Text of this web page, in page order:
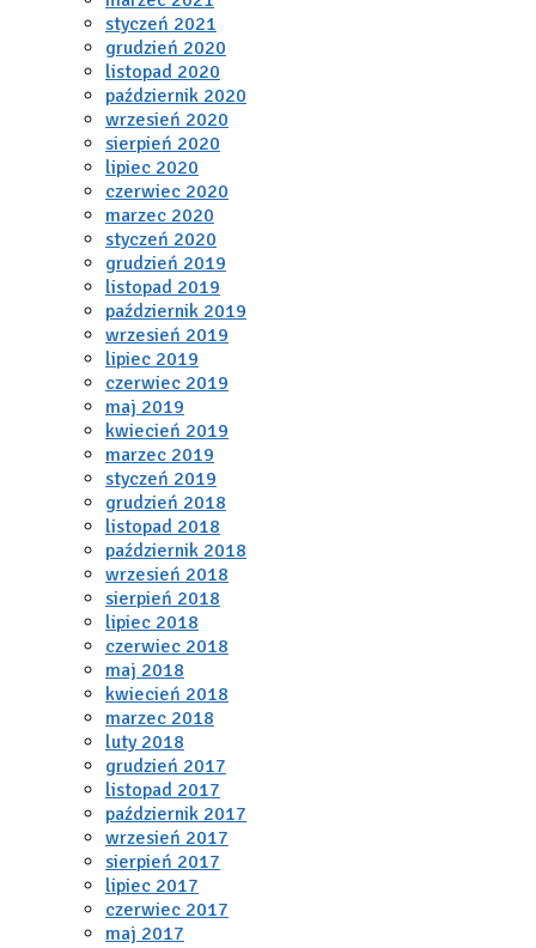
styczeń 2021
grudzień 2020
listopad 2020
październik 2020
wrzesień 2020
sierpień 2020
lipiec 2020
czerwiec 2020
marzec 2020
styczeń 2020
grudzień 2019
listopad 2019
październik 2019
wrzesień 2019
lipiec 2019
czerwiec 2019
maj 2019
kwiecień 2019
marzec 2019
styczeń 2019
grudzień 2018
listopad 2018
październik 2018
wrzesień 2018
sierpień 2018
lipiec 2018
czerwiec 2018
maj 2018
kwiecień 2018
marzec 2018
luty 2018
grudzień 2017
listopad 2017
październik 2017
wrzesień 2017
sierpień 2017
lipiec 2017
czerwiec 2017
maj 2017